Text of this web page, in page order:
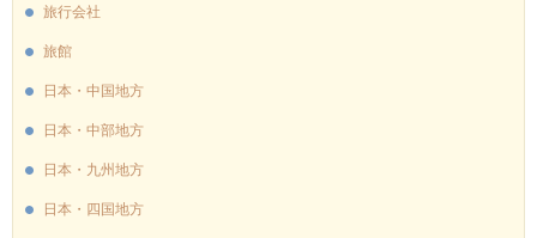
旅行会社
旅館
日本・中国地方
日本・中部地方
日本・九州地方
日本・四国地方